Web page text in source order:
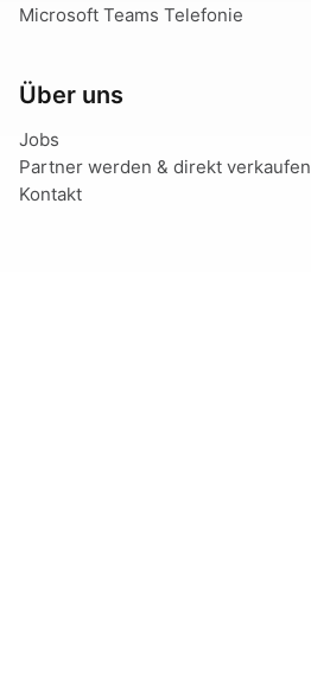
Microsoft Teams Telefonie
Über uns
Jobs
Partner werden & direkt verkaufen
Kontakt